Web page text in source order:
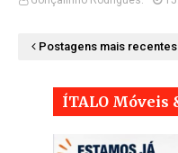
Postagens mais recentes
ÍTALO Móveis